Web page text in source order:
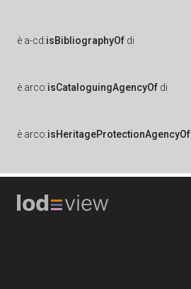
è a-cd:isBibliographyOf di
è arco:isCataloguingAgencyOf di
è arco:isHeritageProtectionAgencyOf